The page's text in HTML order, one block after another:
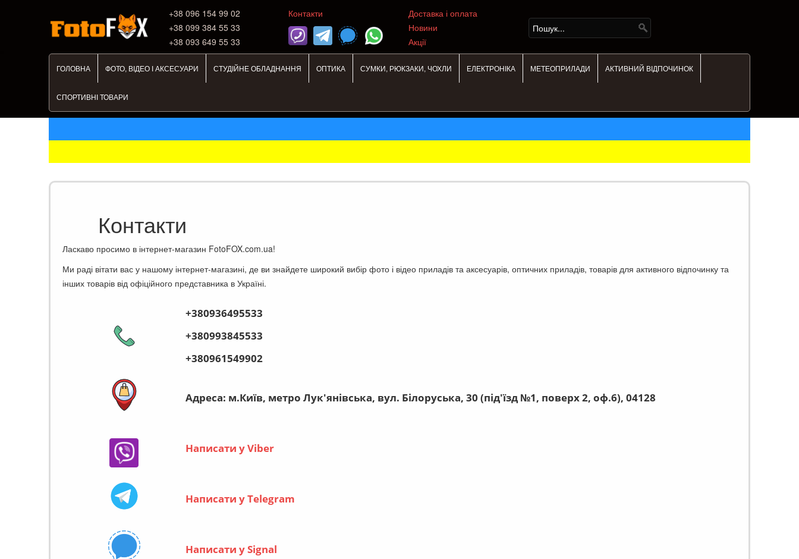
+38 ‎096 154 99 02
+38 099 384 55 33
+38 093 649 55 33
Контакти
Доставка і оплата
Новини
Акції
ГОЛОВНА ФОТО, ВІДЕО І АКСЕСУАРИ СТУДІЙНЕ ОБЛАДНАННЯ ОПТИКА СУМКИ, РЮКЗАКИ, ЧОХЛИ ЕЛЕКТРОНІКА МЕТЕОПРИЛАДИ АКТИВНИЙ ВІДПОЧИНОК
СПОРТИВНІ ТОВАРИ
Контакти
Ласкаво просимо в інтернет-магазин FotoFOX.com.ua!
Ми раді вітати вас у нашому інтернет-магазині, де ви знайдете широкий вибір фото і відео приладів та аксесуарів, оптичних приладів, товарів для активного відпочинку та
інших товарів від офіційного представника в Україні.
+380936495533
+380993845533
+380961549902
Адреса: м.Київ, метро Лук'янівська, вул. Білоруська, 30 (під'їзд №1, поверх 2, оф.6), 04128
Написати у Viber
Написати у Telegram
Написати у Signal